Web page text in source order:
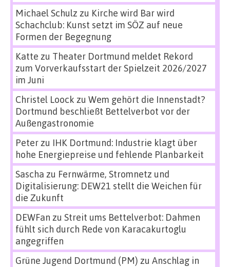
Michael Schulz zu Kirche wird Bar wird
Schachclub: Kunst setzt im SÖZ auf neue
Formen der Begegnung
Katte zu Theater Dortmund meldet Rekord
zum Vorverkaufsstart der Spielzeit 2026/2027
im Juni
Christel Loock zu Wem gehört die Innenstadt?
Dortmund beschließt Bettelverbot vor der
Außengastronomie
Peterzu IHK Dortmund: Industrie klagt über
hohe Energiepreise und fehlende Planbarkeit
Sascha zu Fernwärme, Stromnetz und
Digitalisierung: DEW21 stellt die Weichen für
die Zukunft
DEWFan zu Streit ums Bettelverbot: Dahmen
fühlt sich durch Rede von Karacakurtoglu
angegriffen
Grüne Jugend Dortmund (PM) zu Anschlag in